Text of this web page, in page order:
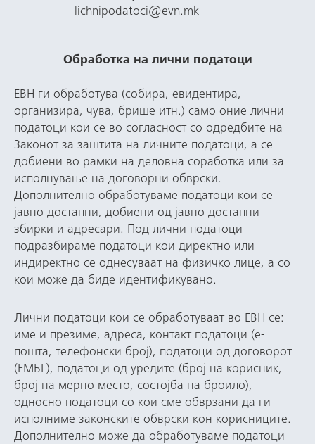
lichnipodatoci@evn.mk
Обработка на лични податоци
ЕВН ги обработува (собира, евидентира,
организира, чува, брише итн.) само оние лични
податоци кои се во согласност со одредбите на
Законот за заштита на личните податоци, а се
добиени во рамки на деловна соработка или за
исполнување на договорни обврски.
Дополнително обработуваме податоци кои се
јавно достапни, добиени од јавно достапни
збирки и адресари. Под лични податоци
подразбираме податоци кои директно или
индиректно се однесуваат на физичко лице, а со
кои може да биде идентификувано.
Лични податоци кои се обработуваат во ЕВН се:
име и презиме, адреса, контакт податоци (е-
пошта, телефонски број), податоци од договорот
(ЕМБГ), податоци од уредите (број на корисник,
број на мерно место, состојба на броило),
односно податоци со кои сме обврзани да ги
исполниме законските обврски кон корисниците.
Дополнително може да обработуваме податоци